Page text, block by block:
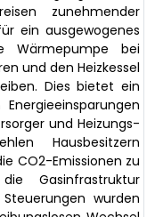
zunehmender
ein ausgewogenes
Wärmepumpe bei
und den Heizkessel
Dies bietet ein
und Heizungs-
Hausbesitzern
CO2-Emissionen zu
Gasinfrastruktur
wurden